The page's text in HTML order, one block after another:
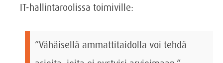
IT-hallintaroolissa toimiville:
”Vähäisellä ammattitaidolla voi tehdä